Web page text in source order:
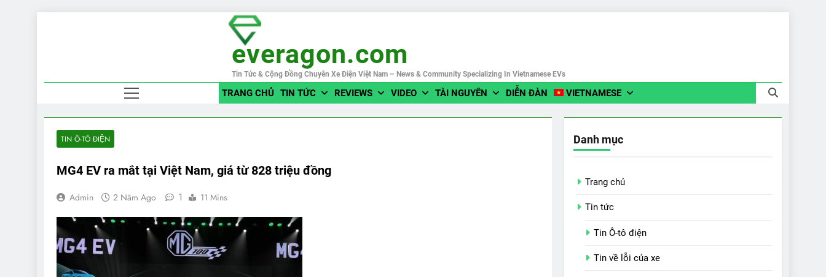
everagon.com
Tin Tức & Cộng Đồng Chuyên Xe Điện Việt Nam – News & Community Specializing In Vietnamese EVs
TRANG CHỦ TIN TỨC REVIEWS VIDEO TÀI NGUYÊN DIỄN ĐÀN VIETNAMESE
TIN Ô-TÔ ĐIỆN
MG4 EV ra mắt tại Việt Nam, giá từ 828 triệu đồng
Admin 2 Năm Ago 1 11 Mins
Danh mục
Trang chủ
Tin tức
Tin Ô-tô điện
Tin về lỗi của xe